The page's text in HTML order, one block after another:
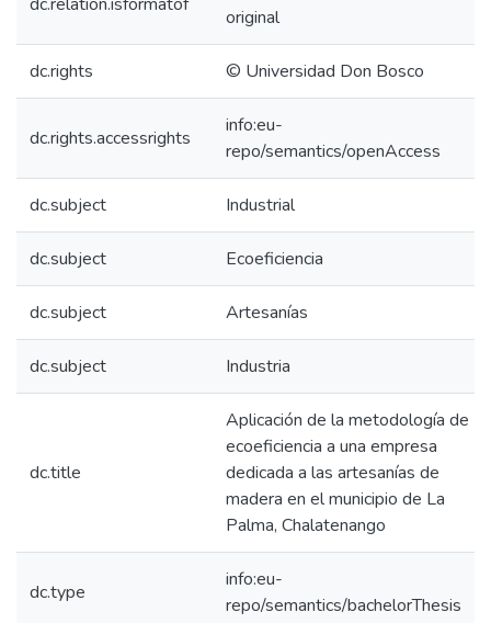
original
dc.rights © Universidad Don Bosco
dc.rights.accessrights
info:eu-
repo/semantics/openAccess
dc.subject Industrial
dc.subject Ecoeficiencia
dc.subject Artesanías
dc.subject Industria
dc.title
Aplicación de la metodología de
ecoeficiencia a una empresa
dedicada a las artesanías de
madera en el municipio de La
Palma, Chalatenango
dc.type
info:eu-
repo/semantics/bachelorThesis